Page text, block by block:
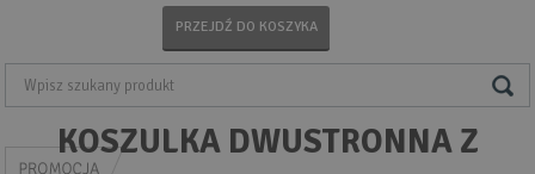
PRZEJDŹ DO KOSZYKA
KOSZULKA DWUSTRONNA Z